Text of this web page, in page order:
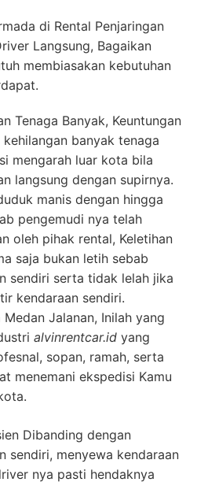
di Rental Penjaringan
Langsung, Bagaikan
membiasakan kebutuhan
Tenaga Banyak, Keuntungan
banyak tenaga
mengarah luar kota bila
langsung dengan supirnya.
manis dengan hingga
pengemudi nya telah
oleh pihak rental, Keletihan
saja bukan letih sebab
sendiri serta tidak lelah jika
kendaraan sendiri.
Jalanan, Inilah yang
alvinrentcar.id yang
sopan, ramah, serta
menemani ekspedisi Kamu
Dibanding dengan
sendiri, menyewa kendaraan
nya pasti hendaknya